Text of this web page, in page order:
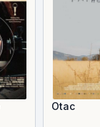
Otac